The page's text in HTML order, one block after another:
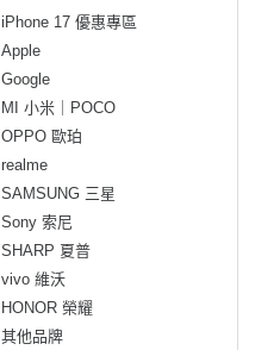
iPhone 17 優惠專區
Apple
Google
MI 小米｜POCO
OPPO 歐珀
realme
SAMSUNG 三星
Sony 索尼
SHARP 夏普
vivo 維沃
HONOR 榮耀
其他品牌